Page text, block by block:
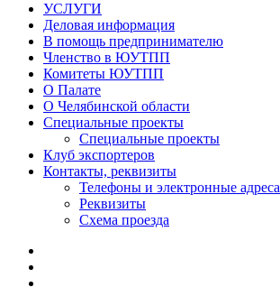
УСЛУГИ
Деловая информация
В помощь предпринимателю
Членство в ЮУТПП
Комитеты ЮУТПП
О Палате
О Челябинской области
Специальные проекты
Специальные проекты
Клуб экспортеров
Контакты, реквизиты
Телефоны и электронные адреса
Реквизиты
Схема проезда